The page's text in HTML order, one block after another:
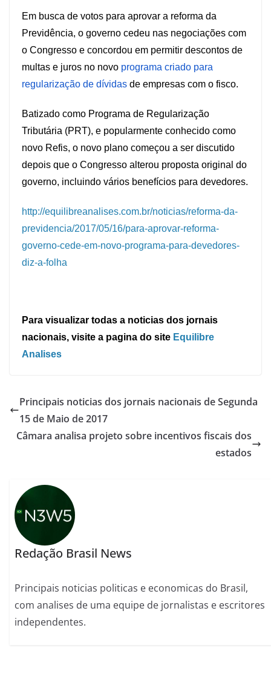
Em busca de votos para aprovar a reforma da
Previdência, o governo cedeu nas negociações com
o Congresso e concordou em permitir descontos de
multas e juros no novo programa criado para
regularização de dívidas de empresas com o fisco.
Batizado como Programa de Regularização
Tributária (PRT), e popularmente conhecido como
novo Refis, o novo plano começou a ser discutido
depois que o Congresso alterou proposta original do
governo, incluindo vários benefícios para devedores.
http://equilibreanalises.com.br/noticias/reforma-da-
previdencia/2017/05/16/para-aprovar-reforma-
governo-cede-em-novo-programa-para-devedores-
diz-a-folha
Para visualizar todas a noticias dos jornais
nacionais, visite a pagina do site Equilibre
Analises
Principais noticias dos jornais nacionais de Segunda
15 de Maio de 2017
Câmara analisa projeto sobre incentivos fiscais dos
estados
Redação Brasil News
Principais noticias politicas e economicas do Brasil,
com analises de uma equipe de jornalistas e escritores
independentes.